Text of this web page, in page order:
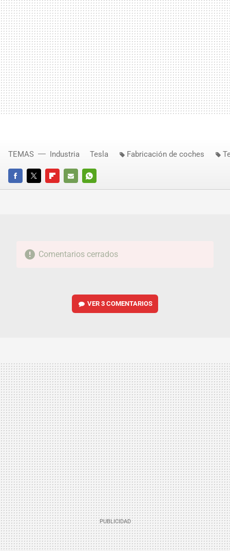
FACEBOOKTWITTERFLIPBOARD
E-
WHATSAPP
TEMAS Industria Tesla Fabricación de coches
Comentarios cerrados
VER3 COMENTARIOS